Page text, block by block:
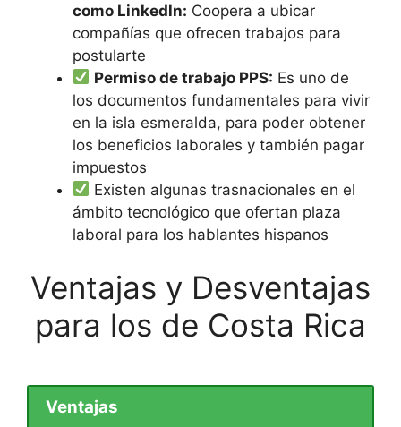
como Linkedln: Coopera a ubicar
compañías que ofrecen trabajos para
postularte
Permiso de trabajo PPS: Es uno de
los documentos fundamentales para vivir
en la isla esmeralda, para poder obtener
los beneficios laborales y también pagar
impuestos
Existen algunas trasnacionales en el
ámbito tecnológico que ofertan plaza
laboral para los hablantes hispanos
Ventajas y Desventajas
para los de Costa Rica
Ventajas